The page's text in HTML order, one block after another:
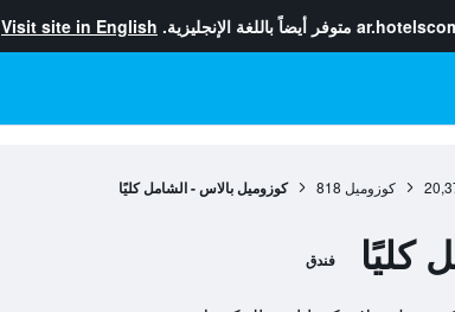
متوفر أيضاً باللغة الإنجليزية. Visit site in English
كوزوميل 818 كوزوميل بالاس - الشامل كليًا
كليًا فندق